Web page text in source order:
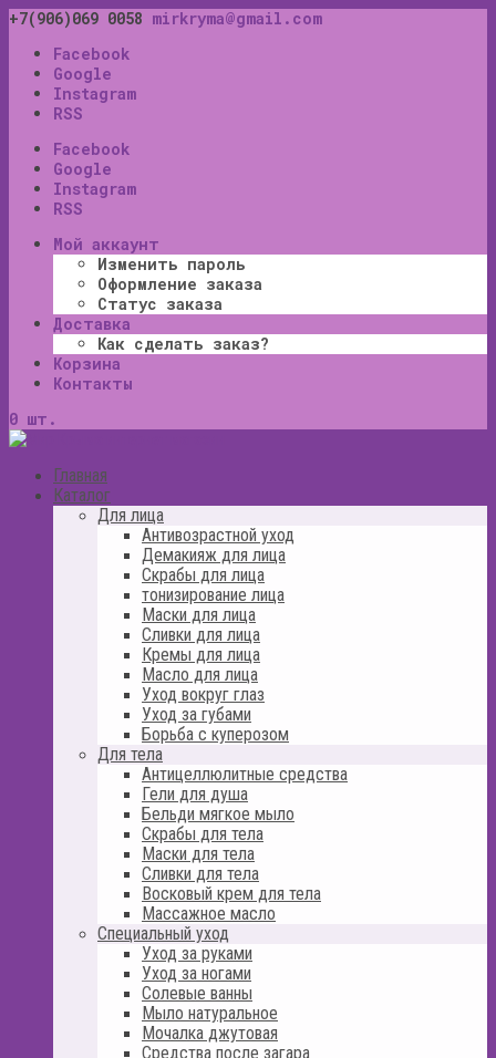
+7(906)069 0058 mirkryma@gmail.com
Facebook
Google
Instagram
RSS
Facebook
Google
Instagram
RSS
Мой аккаунт
Изменить пароль
Оформление заказа
Статус заказа
Доставка
Как сделать заказ?
Корзина
Контакты
0 шт.
Главная
Каталог
Для лица
Антивозрастной уход
Демакияж для лица
Скрабы для лица
тонизирование лица
Маски для лица
Сливки для лица
Кремы для лица
Масло для лица
Уход вокруг глаз
Уход за губами
Борьба с куперозом
Для тела
Антицеллюлитные средства
Гели для душа
Бельди мягкое мыло
Скрабы для тела
Маски для тела
Сливки для тела
Восковый крем для тела
Массажное масло
Специальный уход
Уход за руками
Уход за ногами
Солевые ванны
Мыло натуральное
Мочалка джутовая
Средства после загара